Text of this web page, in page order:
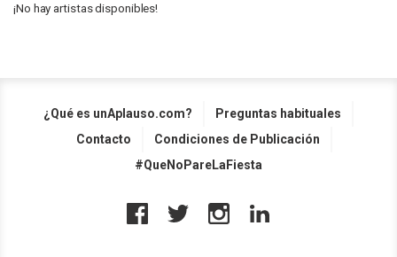
¡No hay artistas disponibles!
¿Qué es unAplauso.com?
Preguntas habituales
Contacto
Condiciones de Publicación
#QueNoPareLaFiesta